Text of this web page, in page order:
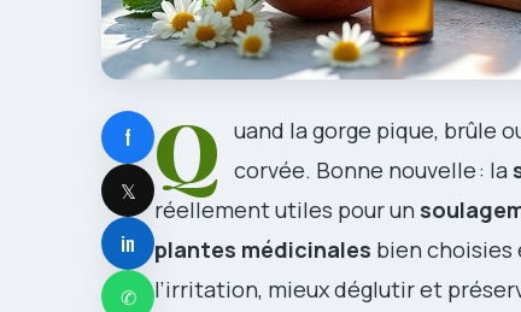
f
𝕏
in
✆
Q uand la gorge pique, brûle
corvée. Bonne nouvelle : la
réellement utiles pour un
plantes médicinales bien choisies
l’irritation, mieux déglutir et